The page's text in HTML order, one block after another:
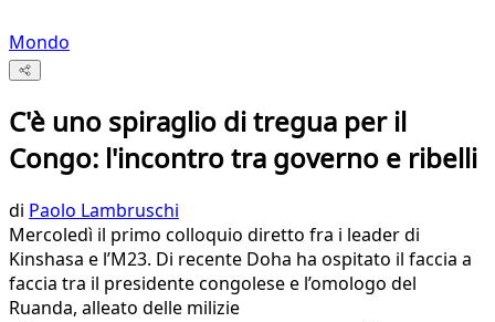
Mondo
C'è uno spiraglio di tregua per il
Congo: l'incontro tra governo e ribelli
di Paolo Lambruschi
Mercoledì il primo colloquio diretto fra i leader di
Kinshasa e l’M23. Di recente Doha ha ospitato il faccia a
faccia tra il presidente congolese e l’omologo del
Ruanda, alleato delle milizie